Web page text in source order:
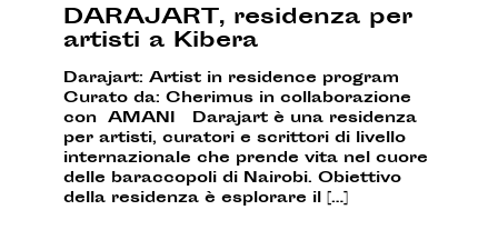
DARAJART, residenza per
artisti a Kibera
Darajart: Artist in residence program
Curato da: Cherimus in collaborazione
con AMANI Darajart è una residenza
per artisti, curatori e scrittori di livello
internazionale che prende vita nel cuore
delle baraccopoli di Nairobi. Obiettivo
della residenza è esplorare il […]